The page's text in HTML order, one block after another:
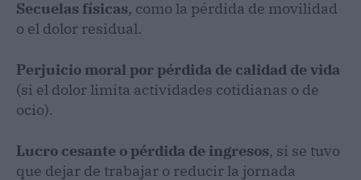
Secuelas físicas, como la pérdida de movilidad
o el dolor residual.
Perjuicio moral por pérdida de calidad de vida
(si el dolor limita actividades cotidianas o de
ocio).
Lucro cesante o pérdida de ingresos, si se tuvo
que dejar de trabajar o reducir la jornada